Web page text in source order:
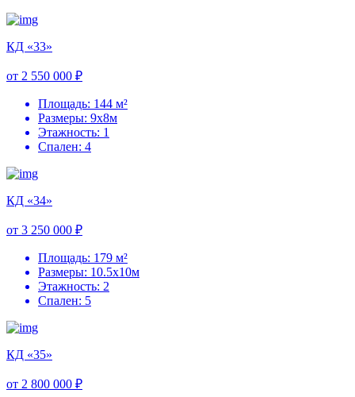
КД «33»
от 2 550 000 ₽
Площадь: 144 м²
Размеры: 9х8м
Этажность: 1
Спален: 4
КД «34»
от 3 250 000 ₽
Площадь: 179 м²
Размеры: 10.5х10м
Этажность: 2
Спален: 5
КД «35»
от 2 800 000 ₽